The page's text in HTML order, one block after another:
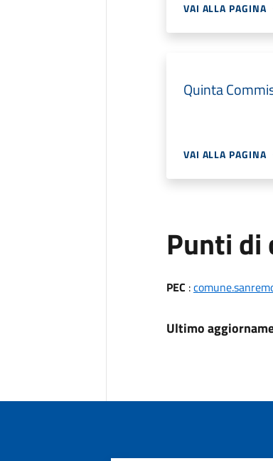
VAI ALLA PAGINA
Quinta
VAI ALLA PAGINA
Punti
PEC :
Ultimo